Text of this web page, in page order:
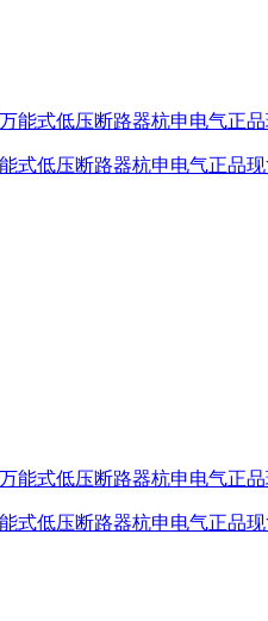
式低压断路器杭申电气正品
式低压断路器杭申电气正品